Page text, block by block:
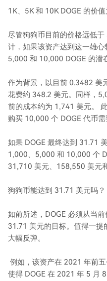
1K、5K 和 10K DOGE 的价
尽管狗狗币目前的价格远低
计，如果该资产达到这一雄心
5,000 和 10,000 DOGE 的潜
作为背景，以目前 0.3482 美
花费约 348.2 美元。同样，
前的成本约为 1,741 美元。
购买 10,000 个 DOGE 代币需
如果 DOGE 最终达到 31.71
1,000、5,000 和 10,000 个
31,710 美元、158,550 美元
狗狗币能达到 31.71 美元吗？
如前所述，DOGE 必须从当
31.71 美元的目标。值得一提
大幅反弹。
例如，该资产在 2021 年前
使得 DOGE 在 2021 年 5 月